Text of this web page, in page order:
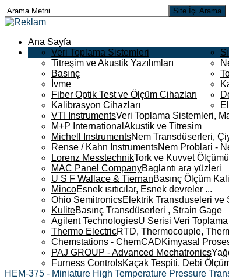
Ana Sayfa
Veri Toplama Sistemleri
Titreşim ve Akustik Yazılımları
Basınç
İvme
Fiber Optik Test ve Ölçüm Cihazları
Kalibrasyon Cihazları
VTI InstrumentsVeri Toplama Sistemleri,
M+P International Akustik ve Titresim
Michell InstrumentsNem Transdüserleri,
Rense / Kahn InstrumentsNem Problari -
Lorenz MesstechnikTork ve Kuvvet
MAC Panel CompanyBaglantı ara yüzleri
U S F Wallace & TiernanBasınç Ölçüm
MincoEsnek ısıtıcılar, Esnek devreler ...
Ohio SemitronicsElektrik Transduseleri ve
KuliteBasınç Transdüserleri , Strain Gage
Agilent TechnologiesU Serisi Veri Toplama
Thermo ElectricRTD, Thermocouple,
Chemstations - ChemCADKimyasal
PAJ GROUP - Advanced Mechatronics
Furness ControlsKaçak Tespiti, Debi
HEM-375 - Miniature High Temperature Pressure